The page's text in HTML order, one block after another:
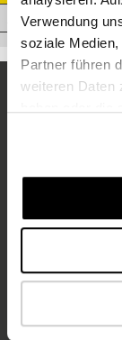
Verwendung
soziale
Partner führen
weiteren Daten
I.I19WM1
Unternehmen